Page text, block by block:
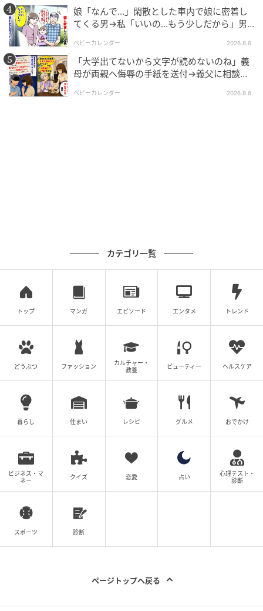
娘「なんで…」閑散とした車内で娘に密着し
てくる男→私「いいの…もう少しだから」男
ベビーカレンダー 2026.8.6
「大学出てないから文字が読めないのね」義
母が両親へ侮辱の手紙を送付→義父に相談
ベビーカレンダー 2026.8.6
カテゴリ一覧
トップ マンガ エピソード エンタメ トレンド
どうぶつ ファッション
カルチャー・
教養
ビューティー ヘルスケア
暮らし 住まい レシピ グルメ おでかけ
ビジネス・マ
ネー
クイズ 恋愛 占い
心理テスト・
診断
スポーツ 診断
ページトップへ戻る